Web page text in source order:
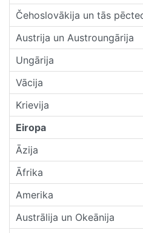
Čehoslovākija un tās
Austrija un Austroungārija
Ungārija
Vācija
Krievija
Eiropa
Āzija
Āfrika
Amerika
Austrālija un Okeānija